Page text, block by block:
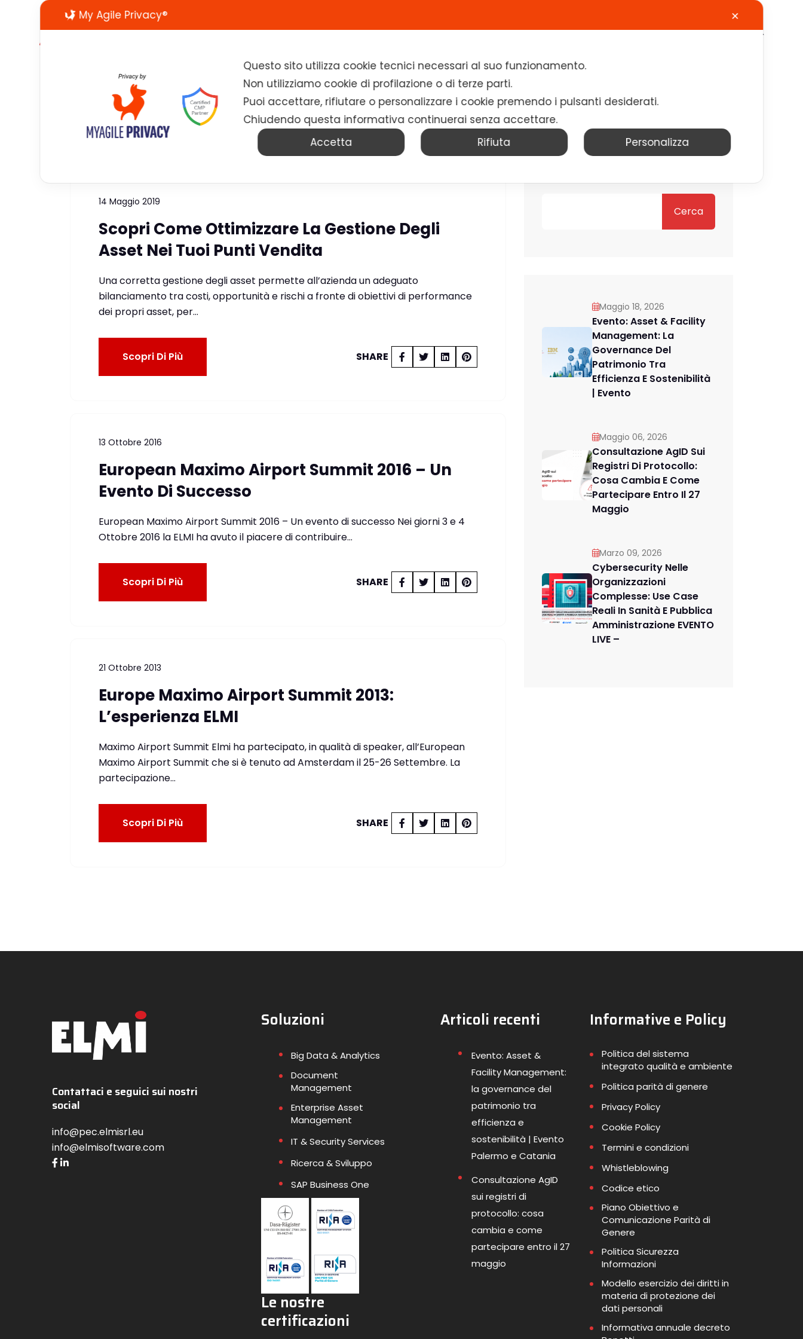
Home Chi siamo Soluzioni News Calendario Contatti Lavora con noi
Tag:maximo
14 Maggio 2019
Scopri Come Ottimizzare La Gestione Degli
Asset Nei Tuoi Punti Vendita
Una corretta gestione degli asset permette all’azienda un adeguato
bilanciamento tra costi, opportunità e rischi a fronte di obiettivi di performance
dei propri asset, per…
Scopri Di Più SHARE
13 Ottobre 2016
European Maximo Airport Summit 2016 – Un
Evento Di Successo
European Maximo Airport Summit 2016 – Un evento di successo Nei giorni 3 e 4
Ottobre 2016 la ELMI ha avuto il piacere di contribuire…
Scopri Di Più SHARE
21 Ottobre 2013
Europe Maximo Airport Summit 2013:
L’esperienza ELMI
Maximo Airport Summit Elmi ha partecipato, in qualità di speaker, all’European
Maximo Airport Summit che si è tenuto ad Amsterdam il 25-26 Settembre. La
partecipazione…
Scopri Di Più SHARE
Cerca
Maggio 18, 2026
Evento: Asset & Facility
Management: La
Governance Del
Patrimonio Tra
Efficienza E Sostenibilità
| Evento
Maggio 06, 2026
Consultazione AgID Sui
Registri Di Protocollo:
Cosa Cambia E Come
Partecipare Entro Il 27
Maggio
Marzo 09, 2026
Cybersecurity Nelle
Organizzazioni
Complesse: Use Case
Reali In Sanità E Pubblica
Amministrazione EVENTO
LIVE –
Contattaci e seguici sui nostri
social
info@pec.elmisrl.eu
info@elmisoftware.com
Soluzioni
Big Data & Analytics
Document
Management
Enterprise Asset
Management
IT & Security Services
Ricerca & Sviluppo
SAP Business One
Le nostre
certificazioni
Articoli recenti
Evento: Asset &
Facility Management:
la governance del
patrimonio tra
efficienza e
sostenibilità | Evento
Palermo e Catania
Consultazione AgID
sui registri di
protocollo: cosa
cambia e come
partecipare entro il 27
maggio
Informative e Policy
Politica del sistema
integrato qualità e ambiente
Politica parità di genere
Privacy Policy
Cookie Policy
Termini e condizioni
Whistleblowing
Codice etico
Piano Obiettivo e
Comunicazione Parità di
Genere
Politica Sicurezza
Informazioni
Modello esercizio dei diritti in
materia di protezione dei
dati personali
Informativa annuale decreto
My Agile Privacy® ✕
Questo sito utilizza cookie tecnici necessari al suo funzionamento.
Non utilizziamo cookie di profilazione o di terze parti.
Puoi accettare, rifiutare o personalizzare i cookie premendo i pulsanti desiderati.
Chiudendo questa informativa continuerai senza accettare.
Accetta
Rifiuta Personalizza